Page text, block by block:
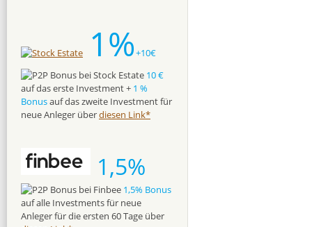
1%+10€
10 €
auf das erste Investment + 1 %
Bonusauf das zweite Investment für
neue Anleger überdiesen Link*
1,5%
1,5% Bonus
auf alle Investments für neue
Anleger für die ersten 60 Tage über